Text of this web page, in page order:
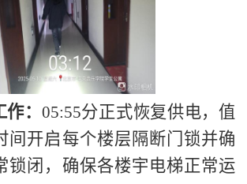
： 05:55分正式恢复供电，值
间开启每个楼层隔断门锁并确
锁闭，确保各楼宇电梯正常运